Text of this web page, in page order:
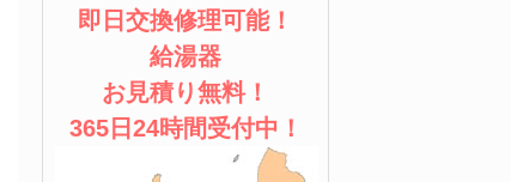
即日交換修理可能！
給湯器
お見積り無料！
365日24時間受付中！